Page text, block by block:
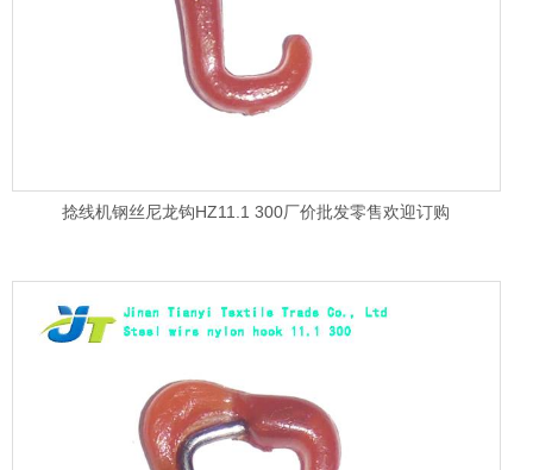
捻线机钢丝尼龙钩HZ11.1 300厂价批发零售欢迎订购